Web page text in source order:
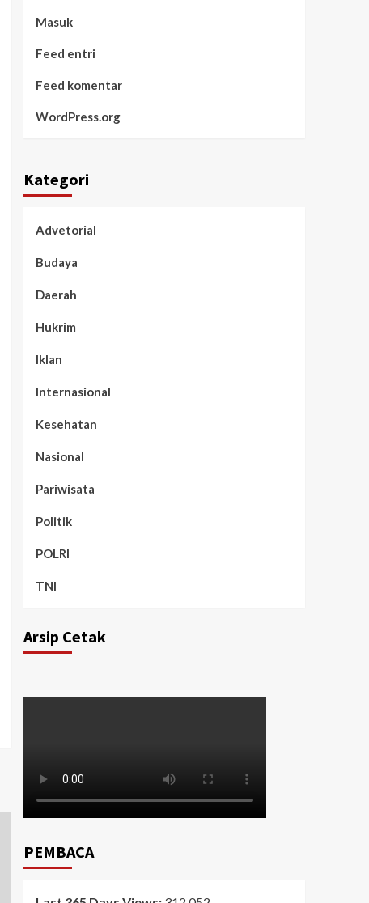
Masuk
Feed entri
Feed komentar
WordPress.org
Kategori
Advetorial
Budaya
Daerah
Hukrim
Iklan
Internasional
Kesehatan
Nasional
Pariwisata
Politik
POLRI
TNI
Arsip Cetak
PEMBACA